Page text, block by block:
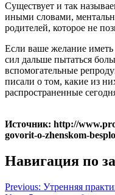
Существует и так
иными словами,
родителей, которое не
Если ваше желание иметь
сил дальше пытаться
вспомогательные
писали о том, какие из
распространенные
Источник: http://
govorit-o-zhenskom-
Навигация по
Previous: Утренняя